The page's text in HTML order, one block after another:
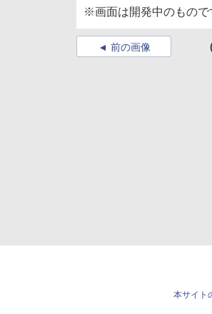
※画面は開発中のもので
前の画像
本サイト